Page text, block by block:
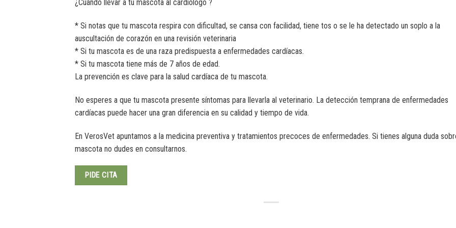
¿Cuándo llevar a tu mascota al cardiólogo ?
* Si notas que tu mascota respira con dificultad, se cansa con facilidad, tiene tos o se le ha detectado un soplo a la
auscultación de corazón en una revisión veterinaria
* Si tu mascota es de una raza predispuesta a enfermedades cardíacas.
* Si tu mascota tiene más de 7 años de edad.
La prevención es clave para la salud cardíaca de tu mascota.
No esperes a que tu mascota presente síntomas para llevarla al veterinario. La detección temprana de enfermedades
cardíacas puede hacer una gran diferencia en su calidad y tiempo de vida.
En VerosVet apuntamos a la medicina preventiva y tratamientos precoces de enfermedades. Si tienes alguna duda
mascota no dudes en consultarnos.
PIDE CITA